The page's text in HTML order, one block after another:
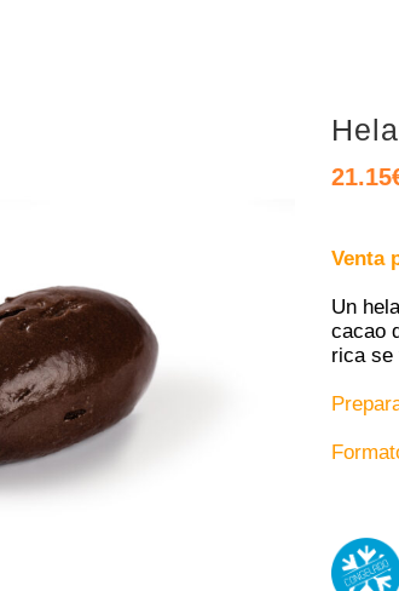
21.15
Venta
Un
cacao
rica se